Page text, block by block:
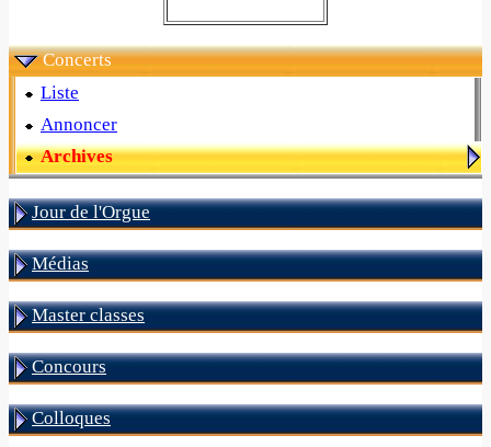
Concerts
Liste
Annoncer
Archives
Jour de l'Orgue
Médias
Master classes
Concours
Colloques